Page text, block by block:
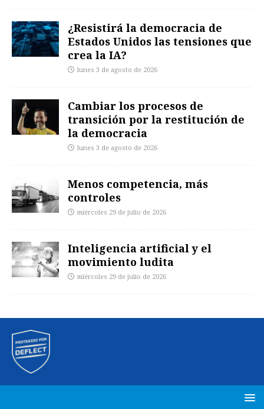
¿Resistirá la democracia de
Estados Unidos las tensiones que
crea la IA?
lunes 3 de agosto de 2026
Cambiar los procesos de
transición por la restitución de
la democracia
lunes 3 de agosto de 2026
Menos competencia, más
controles
miércoles 29 de julio de 2026
Inteligencia artificial y el
movimiento ludita
miércoles 29 de julio de 2026